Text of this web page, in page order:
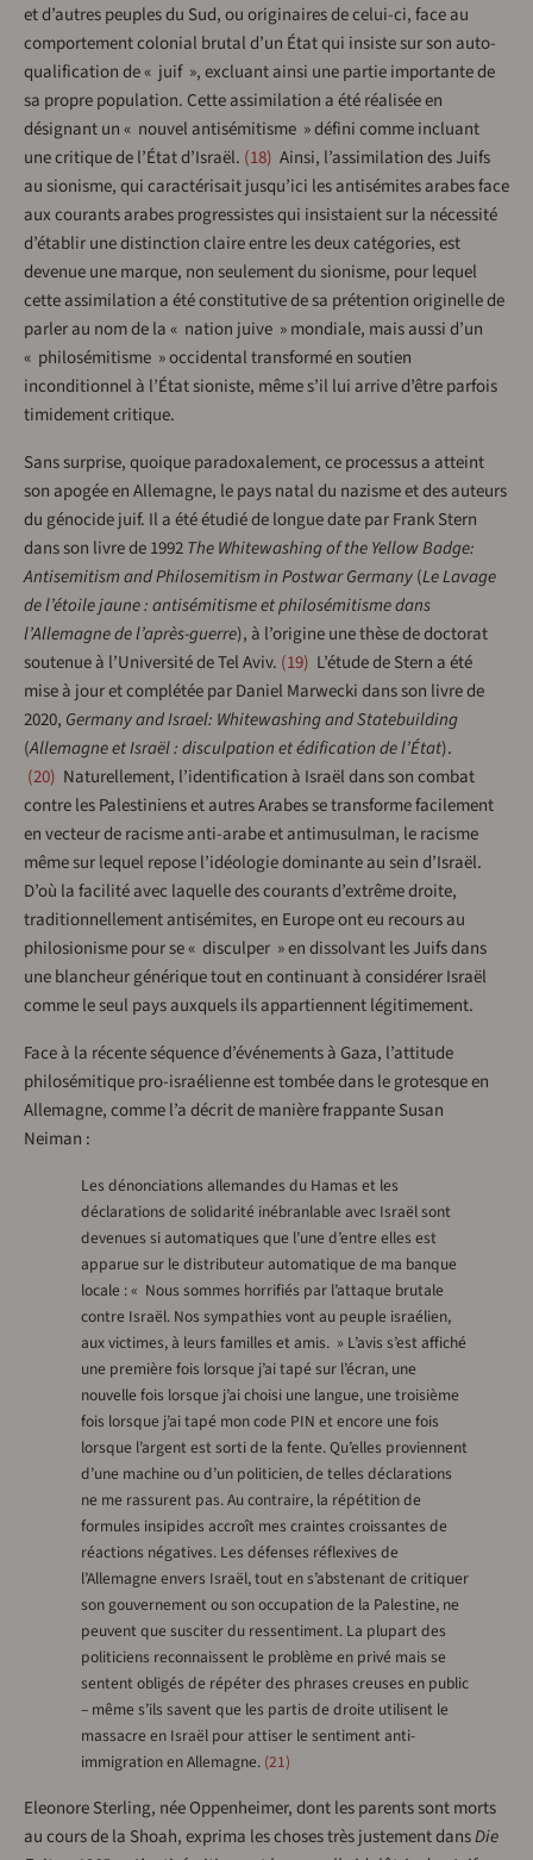
et d’autres peuples du Sud, ou originaires de celui-ci, face au
comportement colonial brutal d’un État qui insiste sur son auto-
qualification de « juif », excluant ainsi une partie importante de
sa propre population. Cette assimilation a été réalisée en
désignant un « nouvel antisémitisme » défini comme incluant
une critique de l’État d’Israël. 18 Ainsi, l’assimilation des Juifs
au sionisme, qui caractérisait jusqu’ici les antisémites arabes face
aux courants arabes progressistes qui insistaient sur la nécessité
d’établir une distinction claire entre les deux catégories, est
devenue une marque, non seulement du sionisme, pour lequel
cette assimilation a été constitutive de sa prétention originelle de
parler au nom de la « nation juive » mondiale, mais aussi d’un
« philosémitisme » occidental transformé en soutien
inconditionnel à l’État sioniste, même s’il lui arrive d’être parfois
timidement critique.
Sans surprise, quoique paradoxalement, ce processus a atteint
son apogée en Allemagne, le pays natal du nazisme et des auteurs
du génocide juif. Il a été étudié de longue date par Frank Stern
dans son livre de 1992The Whitewashing of the Yellow Badge:
Antisemitism and Philosemitism in Postwar Germany(Le Lavage
de l’étoile jaune : antisémitisme et philosémitisme dans
l’Allemagne de l’après-guerre), à l’origine une thèse de doctorat
soutenue à l’Université de Tel Aviv. 19 L’étude de Stern a été
mise à jour et complétée par Daniel Marwecki dans son livre de
2020, Germany and Israel: Whitewashing and Statebuilding
(Allemagne et Israël : disculpation et édification de l’État).
20 Naturellement, l’identification à Israël dans son combat
contre les Palestiniens et autres Arabes se transforme facilement
en vecteur de racisme anti-arabe et antimusulman, le racisme
même sur lequel repose l’idéologie dominante au sein d’Israël.
D’où la facilité avec laquelle des courants d’extrême droite,
traditionnellement antisémites, en Europe ont eu recours au
philosionisme pour se « disculper » en dissolvant les Juifs dans
une blancheur générique tout en continuant à considérer Israël
comme le seul pays auxquels ils appartiennent légitimement.
Face à la récente séquence d’événements à Gaza, l’attitude
philosémitique pro-israélienne est tombée dans le grotesque en
Allemagne, comme l’a décrit de manière frappante Susan
Neiman :
Les dénonciations allemandes du Hamas et les
déclarations de solidarité inébranlable avec Israël sont
devenues si automatiques que l’une d’entre elles est
apparue sur le distributeur automatique de ma banque
locale : « Nous sommes horrifiés par l’attaque brutale
contre Israël. Nos sympathies vont au peuple israélien,
aux victimes, à leurs familles et amis. » L’avis s’est affiché
une première fois lorsque j’ai tapé sur l’écran, une
nouvelle fois lorsque j’ai choisi une langue, une troisième
fois lorsque j’ai tapé mon code PIN et encore une fois
lorsque l’argent est sorti de la fente. Qu’elles proviennent
d’une machine ou d’un politicien, de telles déclarations
ne me rassurent pas. Au contraire, la répétition de
formules insipides accroît mes craintes croissantes de
réactions négatives. Les défenses réflexives de
l’Allemagne envers Israël, tout en s’abstenant de critiquer
son gouvernement ou son occupation de la Palestine, ne
peuvent que susciter du ressentiment. La plupart des
politiciens reconnaissent le problème en privé mais se
sentent obligés de répéter des phrases creuses en public
– même s’ils savent que les partis de droite utilisent le
massacre en Israël pour attiser le sentiment anti-
immigration en Allemagne. 21
Eleonore Sterling, née Oppenheimer, dont les parents sont morts
au cours de la Shoah, exprima les choses très justement dansDie